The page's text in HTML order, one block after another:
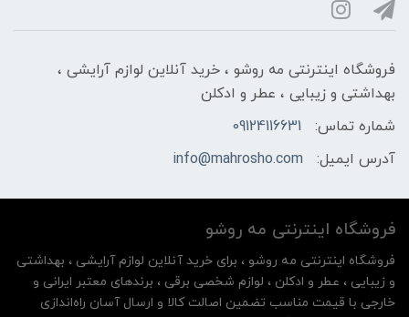
فروشگاه اینترنتی مه‌ رو‌شو ، خرید آنلاین لوازم آرایشی ،
بهداشتی و زیبایی ، عطر و ادکلن
شماره تماس:
09124116631
آدرس ایمیل:
info@mahrosho.com
فروشگاه اینترنتی مه‌ رو‌شو
فروشگاه اینترنتی مه‌ رو‌شو ، برای خرید آنلاین لوازم آرایشی ، بهداشتی
و زیبایی ، عطر و ادکلن ، لوازم شخصی برقی ، برندهای معتبر ایرانی و
خارجی با قیمت مناسب تضمین اصالت کالا و ارسال آسان راه‌اندازی